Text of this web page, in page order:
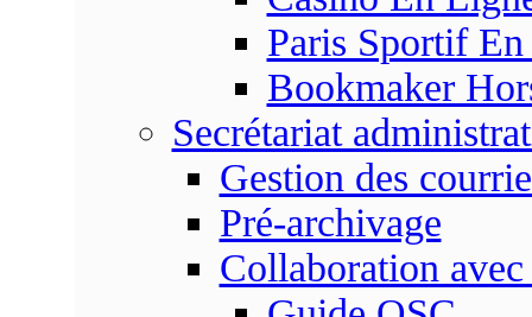
Paris Sportif
Bookmaker
Secrétariat
Gestion des
Pré-archivage
Collaboration